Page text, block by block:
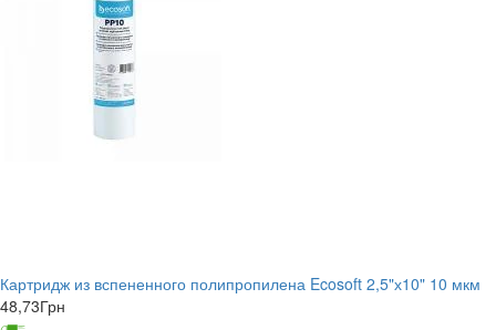
Картридж из вспененного полипропилена Ecosoft 2,5"х10" 10 мкм
48,73Грн